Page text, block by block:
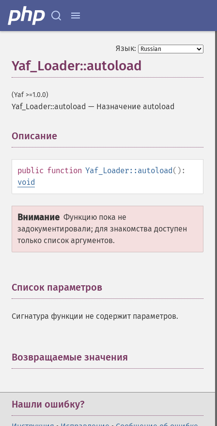
Язык:
Yaf_Loader::autoload
(Yaf >=1.0.0)
Yaf_Loader::autoload — Назначение autoload
Описание
public function Yaf_Loader::autoload():
void
Внимание Функцию пока не
задокументировали; для знакомства доступен
только список аргументов.
Список параметров
Сигнатура функции не содержит параметров.
Возвращаемые значения
Нашли ошибку?